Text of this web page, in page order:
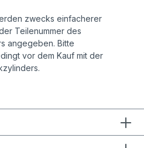
zwecks einfacherer
Teilenummer des
angegeben. Bitte
vor dem Kauf mit der